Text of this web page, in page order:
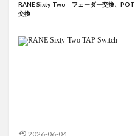
RANE Sixty-Two – フェーダー交換、POT
交換
2026-06-04